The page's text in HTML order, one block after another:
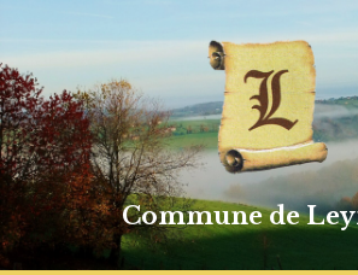
content
main
navigation
footer
Commune de